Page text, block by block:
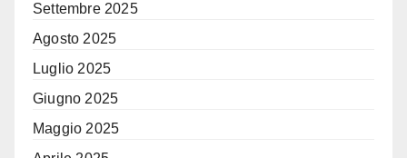
Settembre 2025
Agosto 2025
Luglio 2025
Giugno 2025
Maggio 2025